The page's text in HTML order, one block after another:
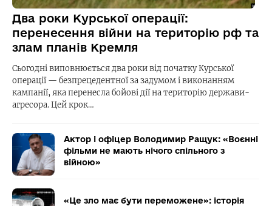
Два роки Курської операції:
перенесення війни на територію рф та
злам планів Кремля
Сьогодні виповнюється два роки від початку Курської
операції — безпрецедентної за задумом і виконанням
кампанії, яка перенесла бойові дії на територію держави-
агресора. Цей крок…
Актор і офіцер Володимир Ращук: «Воєнні
фільми не мають нічого спільного з
війною»
«Це зло має бути переможене»: історія